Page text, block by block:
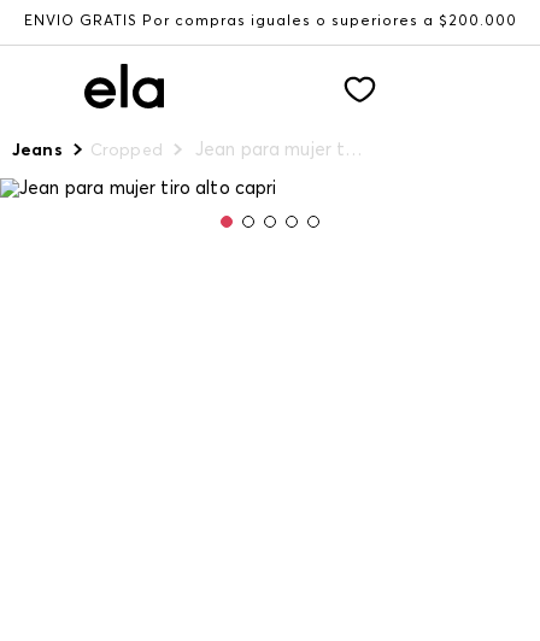
ENVÍO GRATIS Por compras iguales o superiores a $200.000
Jeans Cropped Jean para mujer tiro alto capri